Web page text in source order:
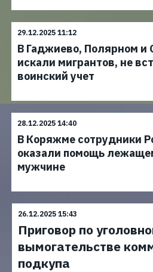
29.12.2025 11:12
В Гаджиево, Полярном и
искали мигрантов, не
воинский учет
28.12.2025 14:40
В Коряжме сотрудники
оказали помощь
мужчине
26.12.2025 15:43
Приговор по
вымогательстве
подкупа